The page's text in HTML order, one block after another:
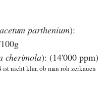
parthenium):
cherimola): (14'000 ppm)
nicht klar, ob man roh zerkauen